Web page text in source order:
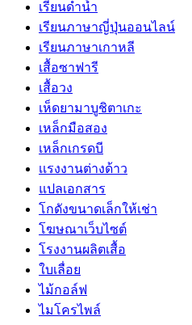
เรียนดำน้ำ
เรียนภาษาญี่ปุ่นออนไลน์
เรียนภาษาเกาหลี
เสื้อซาฟารี
เสื้อวง
เห็ดยามาบูชิตาเกะ
เหล็กมือสอง
เหล็กเกรดบี
เเรงงานต่างด้าว
แปลเอกสาร
โกดังขนาดเล็กให้เช่า
โฆษณาเว็บไซต์
โรงงานผลิตเสื้อ
ใบเลื่อย
ไม้กอล์ฟ
ไมโครไพล์